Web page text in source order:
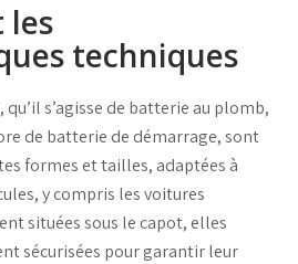
les
techniques
s’agisse de batterie au plomb,
de batterie de démarrage, sont
formes et tailles, adaptées à
y compris lesvoitures
situées sous le capot, elles
sécurisées pour garantir leur